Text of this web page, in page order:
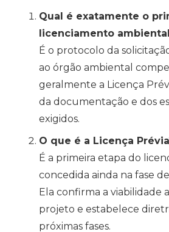
Qual é exatamente o
licenciamento
É o protocolo da
ao órgão ambiental
geralmente a Licença
da documentação e dos
exigidos.
O que é a Licença
É a primeira etapa do
concedida ainda na fase
Ela confirma a viabilidade
projeto e estabelece
próximas fases.